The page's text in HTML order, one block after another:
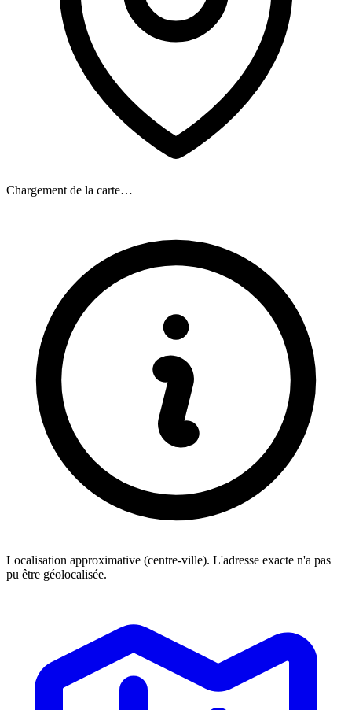
Chargement de la carte…
Localisation approximative (centre-ville). L'adresse exacte n'a pas
pu être géolocalisée.